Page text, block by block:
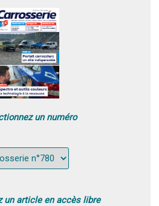
un numéro
un article en accès libre